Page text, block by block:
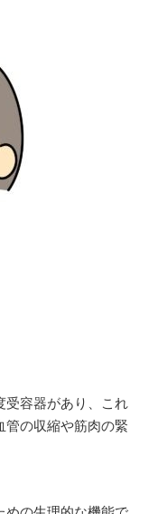
受容器があり、これ
管の収縮や筋肉の緊